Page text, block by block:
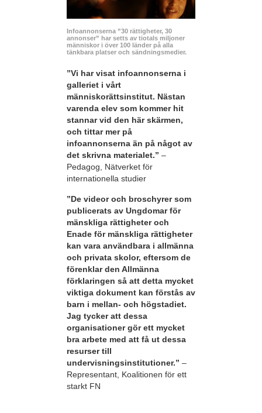
Infoannonserna ”30 rättigheter, 30
annonser” har setts av tiotals miljoner
människor i över 100 länder på alla
tänkbara platser och sändningsmedier.
”Vi har visat infoannonserna i
galleriet i vårt
människorättsinstitut. Nästan
varenda elev som kommer hit
stannar vid den här skärmen,
och tittar mer på
infoannonserna än på något av
det skrivna materialet.” –
Pedagog, Nätverket för
internationella studier
”De videor och broschyrer som
publicerats av Ungdomar för
mänskliga rättigheter och
Enade för mänskliga rättigheter
kan vara användbara i allmänna
och privata skolor, eftersom de
förenklar den Allmänna
förklaringen så att detta mycket
viktiga dokument kan förstås av
barn i mellan- och högstadiet.
Jag tycker att dessa
organisationer gör ett mycket
bra arbete med att få ut dessa
resurser till
undervisningsinstitutioner.” –
Representant, Koalitionen för ett
starkt FN